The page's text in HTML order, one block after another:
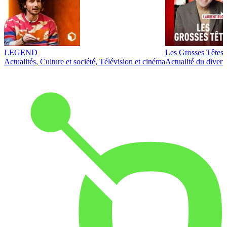
LEGEND
Actualités, Culture et société, Télévision et cinéma
Les Grosses Têtes
Actualité du